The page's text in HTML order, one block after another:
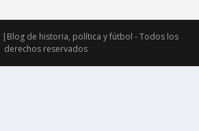
|Blog de historia, política y fútbol - Todos los
derechos reservados